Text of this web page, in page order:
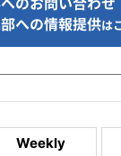
Weekly